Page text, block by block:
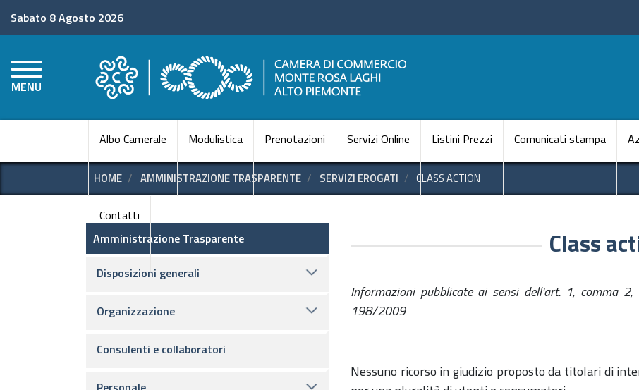
Sabato 8 Agosto 2026
MENU
Navigazione
Albo Camerale Modulistica Prenotazioni Servizi Online Listini Prezzi Comunicati stampa
Contatti
HOME AMMINISTRAZIONE TRASPARENTE SERVIZI EROGATI CLASS ACTION
Class
Informazioni pubblicate ai sensi dell'art. 1, comma
198/2009
Nessuno ricorso in giudizio proposto da titolari di
Amministrazione Trasparente
Amministrazione Trasparente
Disposizioni generali
Organizzazione
Consulenti e collaboratori